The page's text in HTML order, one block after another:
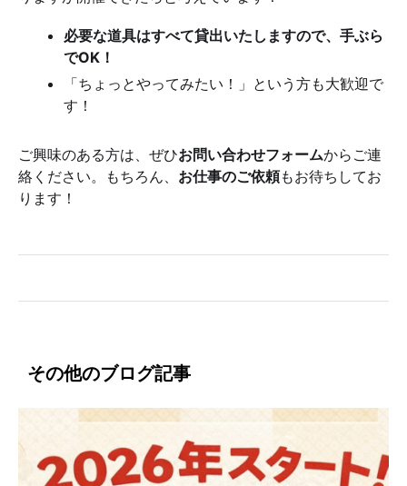
必要な道具はすべて貸出いたしますので、手ぶら
でOK！
「ちょっとやってみたい！」という方も大歓迎で
す！
ご興味のある方は、ぜひお問い合わせフォームからご連
絡ください。もちろん、 お仕事のご依頼もお待ちしてお
ります！
その他のブログ記事